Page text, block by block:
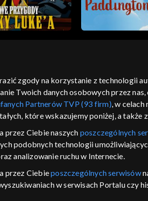
POLSKI
Stany Zjednoczone ,
na platformie TVP
obejrzeć.
moje zgody pomoc
zgody na korzystanie z technologii
Twoich danych osobowych przez
Partnerów TVP (93 firm), w
które wskazujemy poniżej, a
przez Ciebie naszych poszczególnych
podobnych technologii
analizowanie ruchu w Internecie.
przez Ciebieposzczególnych serwisów
w serwisach Portalu czy